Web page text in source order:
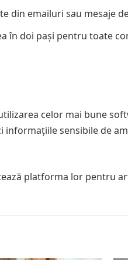
din emailuri sau mesaje
în doi pași pentru toate
celor mai bune
sensibile de
platforma lor pentru